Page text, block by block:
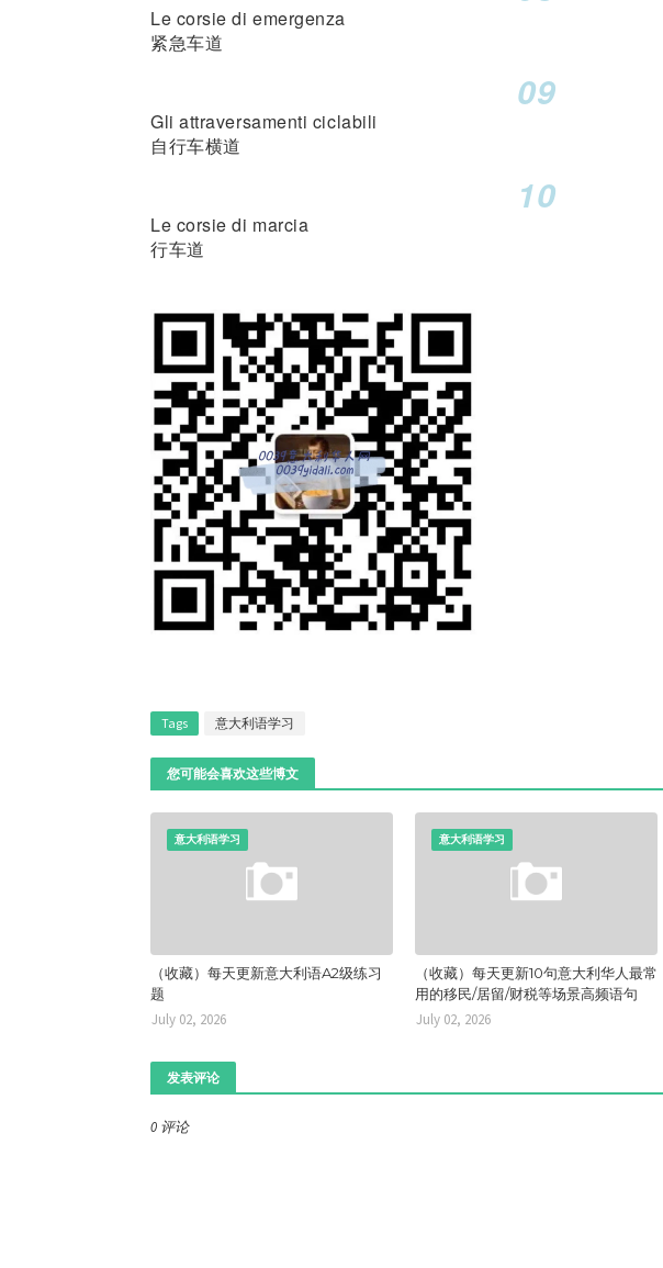
Le corsie di emergenza
紧急车道
09
Gli attraversamenti ciclabili
自行车横道
10
Le corsie di marcia
行车道
Tags 意大利语学习
您可能会喜欢这些博文
意大利语学习
（收藏）每天更新意大利语A2级练习
题
July 02, 2026
意大利语学习
（收藏）每天更新10句意大利华人最常
用的移民/居留/财税等场景高频语句
July 02, 2026
发表评论
0 评论